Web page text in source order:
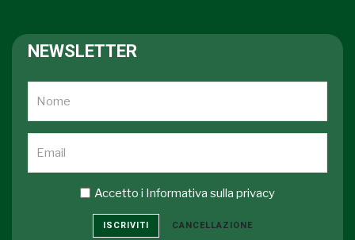
NEWSLETTER
Accetto i Informativa sulla privacy
ISCRIVITI CANCELLAZIONE